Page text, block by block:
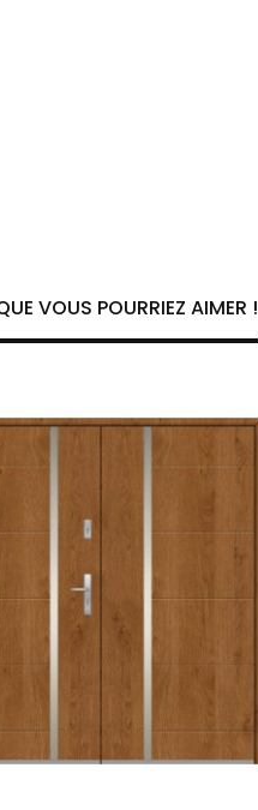
VOUS POURRIEZ AIMER !